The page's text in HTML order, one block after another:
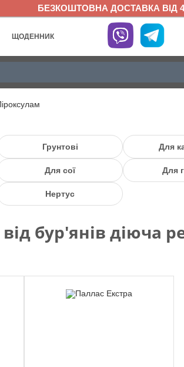
БЕЗКОШТОВНА ДОСТАВКА ВІД
ЩОДЕННИК
Грунтові Для
Для сої Для
Нертус
бур'янів діюча